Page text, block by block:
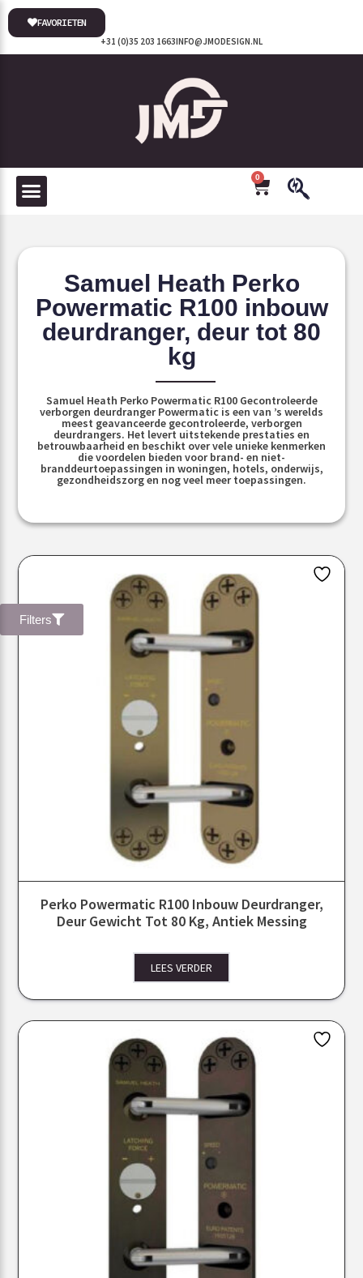
INFO@JMODESIGN.NL
+31 (0)35 203 1663
FAVORIETEN
0
Samuel Heath Perko
Powermatic R100 inbouw
deurdranger, deur tot 80
kg
Samuel Heath Perko Powermatic R100 Gecontroleerde
verborgen deurdranger Powermatic is een van ’s werelds
meest geavanceerde gecontroleerde, verborgen
deurdrangers. Het levert uitstekende prestaties en
betrouwbaarheid en beschikt over vele unieke kenmerken
die voordelen bieden voor brand- en niet-
branddeurtoepassingen in woningen, hotels, onderwijs,
gezondheidszorg en nog veel meer toepassingen.
Filters
Perko Powermatic R100 Inbouw Deurdranger,
Deur Gewicht Tot 80 Kg, Antiek Messing
LEES VERDER